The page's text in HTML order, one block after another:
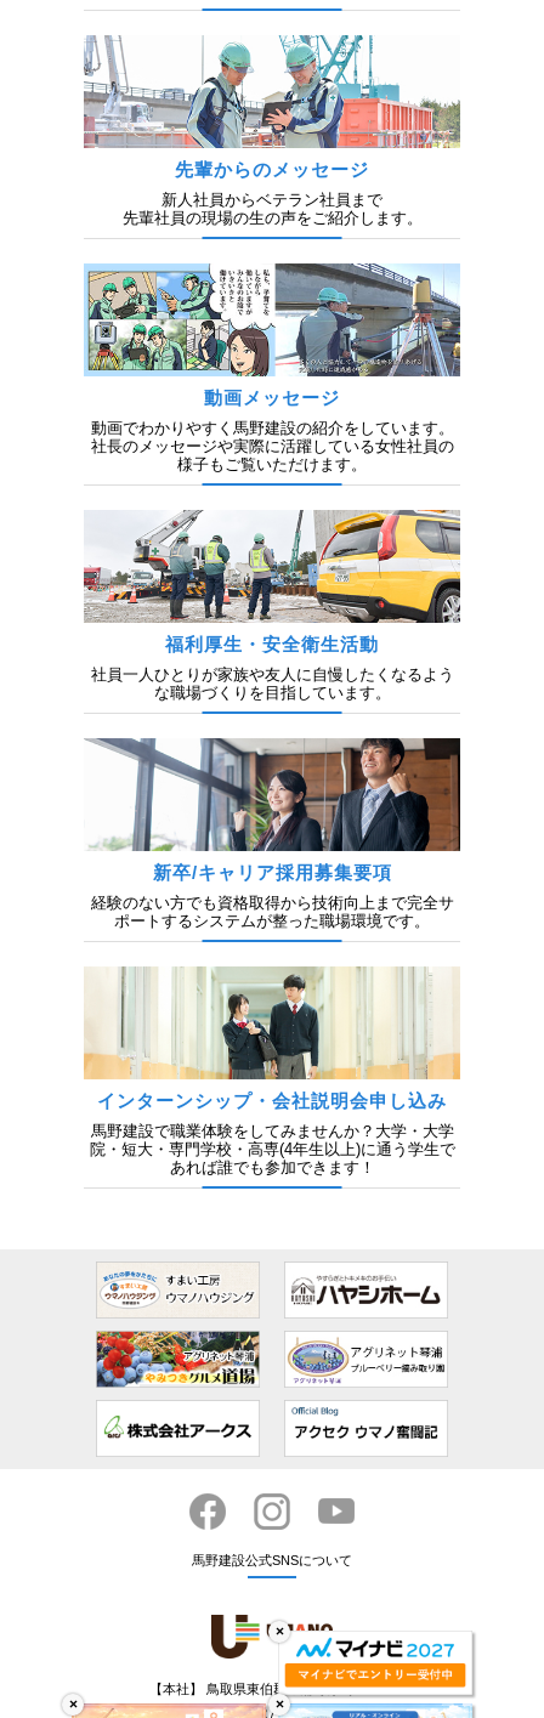
×
×
×
先輩からのメッセージ
新人社員からベテラン社員まで
先輩社員の現場の生の声をご紹介します。
動画メッセージ
動画でわかりやすく馬野建設の紹介をしています。
社長のメッセージや実際に活躍している女性社員の
様子もご覧いただけます。
福利厚生・安全衛生活動
社員一人ひとりが家族や友人に自慢したくなるよう
な職場づくりを目指しています。
新卒/キャリア採用募集要項
経験のない方でも資格取得から技術向上まで完全サ
ポートするシステムが整った職場環境です。
インターンシップ・会社説明会申し込み
馬野建設で職業体験をしてみませんか？大学・大学
院・短大・専門学校・高専(4年生以上)に通う学生で
あれば誰でも参加できます！
馬野建設公式SNSについて
【本社】 鳥取県東伯郡琴浦町赤碕1840-1
代表TEL：0858-49-2222 / 代表FAX：0858-55-2912